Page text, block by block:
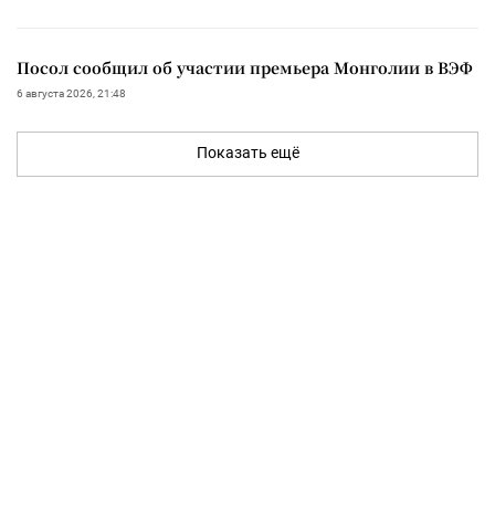
Посол сообщил об участии премьера Монголии в ВЭФ
6 августа 2026, 21:48
Показать ещё